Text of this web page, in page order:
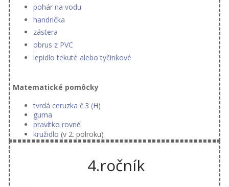
pohár na vodu
handrička
zástera
obrus z PVC
lepidlo tekuté alebo tyčinkové
Matematické pomôcky
tvrdá ceruzka č.3 (H)
guma
pravítko rovné
kružidlo (v 2. polroku)
4.ročník